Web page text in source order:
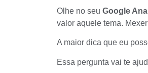
Olhe no seu Google
valor aquele tema.
A maior dica que eu
Essa pergunta vai te